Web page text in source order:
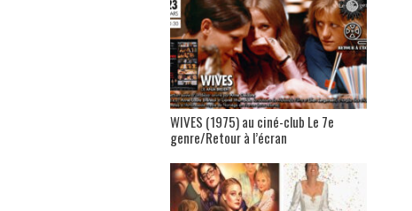
WIVES (1975) au ciné-club Le 7e
genre/Retour à l’écran